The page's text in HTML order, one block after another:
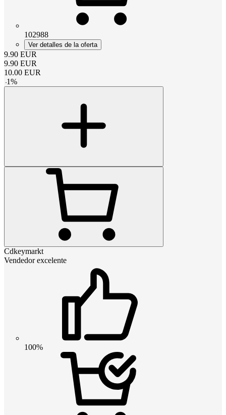
102988
Ver detalles de la oferta
9.90 EUR
9.90 EUR
10.00 EUR
-1%
Cdkeymarkt
Vendedor excelente
100%